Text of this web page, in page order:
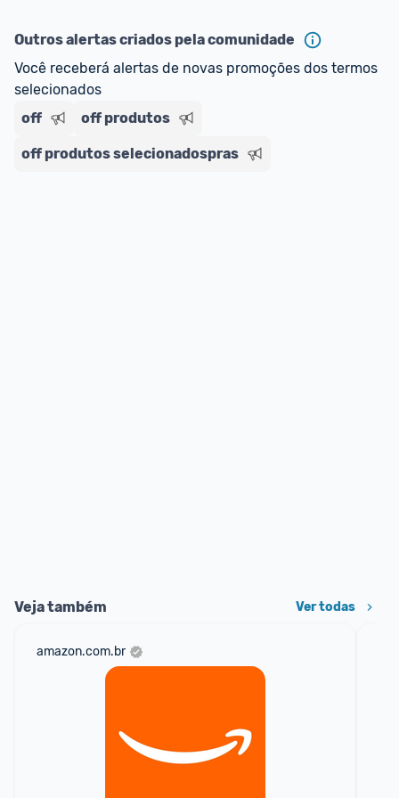
E lembre-se: você sempre pode contar ajuda da
comunidade para tirar dúvidas ou acionar os
nossos Admins marcando
comentário ou através do
Outros alertas criados pela comunidade
Você receberá alertas de novas promoções dos termos
selecionados
off
off produtos
off produtos selecionadospras
Veja também Ver todas
amazon.com.br